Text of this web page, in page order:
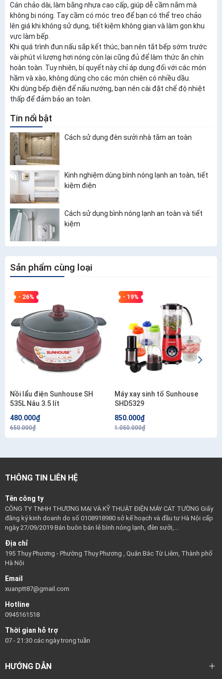
Cán chảo dài, làm bằng nhựa cao cấp, giúp dễ cầm nắm mà
không bị nóng. Tay cầm có móc treo để bạn có thể treo chảo
lên giá khi không sử dụng, tiết kiệm không gian và làm gọn khu
vực làm bếp.
Khi quá trình đun nấu sắp kết thúc, bạn nên tắt bếp sớm trước
vài phút vì lượng hơi nóng còn lại cũng đủ để làm thức ăn chín
hoàn toàn. Tuy nhiên, bí quyết này chỉ áp dụng đối với các món
hầm và xào, không dùng cho các món chiên có nhiều dầu.
Khi dùng bếp điện để nấu nướng, bạn nên cài đặt chế độ nhiệt
thấp để đảm bảo an toàn.
Tin nổi bật
Cách sử dụng đèn sưởi nhà tắm an toàn
Kinh nghiệm dùng bình nóng lạnh an toàn, tiết
kiệm điện
Cách sử dụng bình nóng lạnh an toàn và tiết
kiệm
Sản phẩm cùng loại
- 26%
Nồi lẩu điện Sunhouse SH
535L Nâu 3.5 lít
480.000₫
650.000₫
- 19%
Máy xay sinh tố Sunhouse
SHD5329
850.000₫
1.050.000₫
THÔNG TIN LIÊN HỆ
Tên công ty
CÔNG TY TNHH THƯƠNG MẠI VÀ KỸ THUẬT ĐIỆN MÁY CÁT TƯỜNG Giấy
đăng ký kinh doanh do số 0108918980 sở kế hoạch và đầu tư Hà Nội cấp
ngày 27/09/2019 Bán buôn bán lẻ bình nóng lạnh, đèn sưởi,...
Địa chỉ
195 Thụy Phương - Phường Thụy Phương , Quận Bắc Từ Liêm, Thành phố
Hà Nội
Email
xuanptt87@gmail.com
Hotline
0945161518
Thời gian hỗ trợ
07 - 21:30 các ngày trong tuần
HƯỚNG DẪN